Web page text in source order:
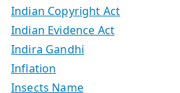
Indian Copyright Act
Indian Evidence Act
Indira Gandhi
Inflation
Insects Name